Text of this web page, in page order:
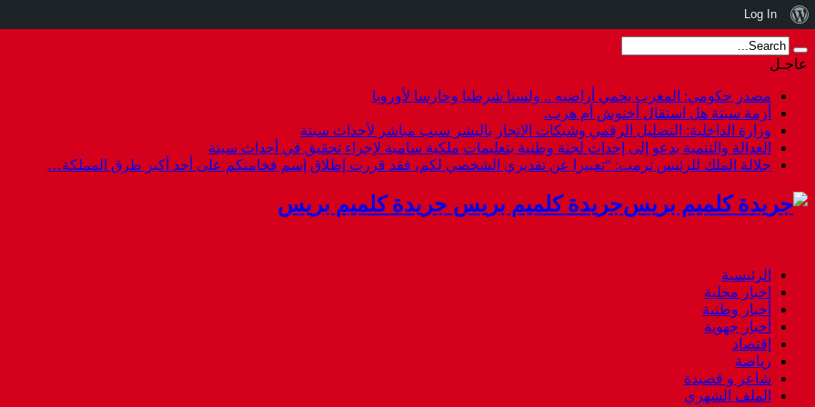
عاجـل
مصدر حكومي: المغرب يحمي أراضيه .. ولسنا شرطيا وحارسا لأوروبا
أزمة سبتة هل استقال أخنوش أم هرب.
وزارة الداخلية: التضليل الرقمي وشبكات الاتجار بالبشر سبب مباشر لأحداث سبتة
العدالة والتنمية يدعو إلى إحداث لجنة وطنية بتعليمات ملكية سامية لإجراء تحقيق في أحداث سبتة
جلالة الملك للرئيس ترمب: “تعبيرا عن تقديري الشخصي لكم، فقد قررت إطلاق إسم فخامتكم على أحد أكبر طرق المملكة…
جريدة كلميم بريس جريدة كلميم بريس
الرئيسية
اخبار محلية
أخبار وطنية
أخبار جهوية
إقتصاد
رياضة
شاعر و قصيدة
الملف الشهري
نبذة
عن
ووردبريس
Log In